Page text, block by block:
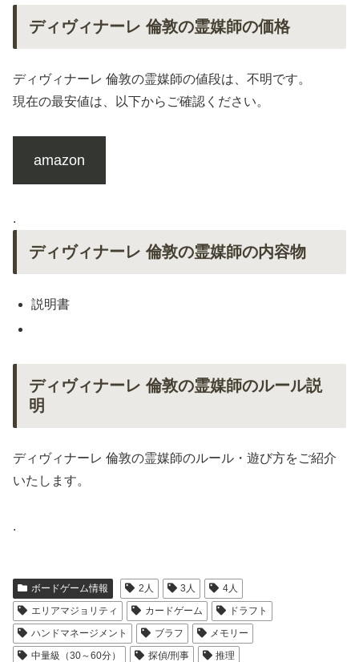
ディヴィナーレ 倫敦の霊媒師の価格
ディヴィナーレ 倫敦の霊媒師の値段は、不明です。
現在の最安値は、以下からご確認ください。
amazon
.
ディヴィナーレ 倫敦の霊媒師の内容物
説明書
ディヴィナーレ 倫敦の霊媒師のルール説
明
ディヴィナーレ 倫敦の霊媒師のルール・遊び方をご紹介
いたします。
.
ボードゲーム情報 2人 3人
4人
エリアマジョリティ
カードゲーム
ドラフト
ハンドマネージメント
ブラフ
メモリー
中量級（30～60分）
探偵/刑事 推理